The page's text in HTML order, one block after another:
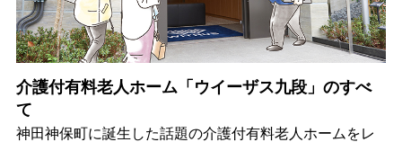
介護付有料老人ホーム「ウイーザス九段」のすべ
て
神田神保町に誕生した話題の介護付有料老人ホームをレ